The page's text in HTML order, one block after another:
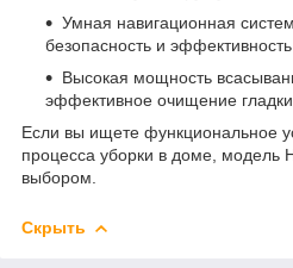
Умная навигационная
безопасность и
Высокая мощность
эффективное очищение
Если вы ищете функциональное
процесса уборки в доме, модель
выбором.
Скрыть